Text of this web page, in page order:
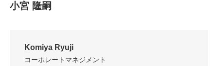
小宮 隆嗣
Komiya Ryuji
コーポレートマネジメント